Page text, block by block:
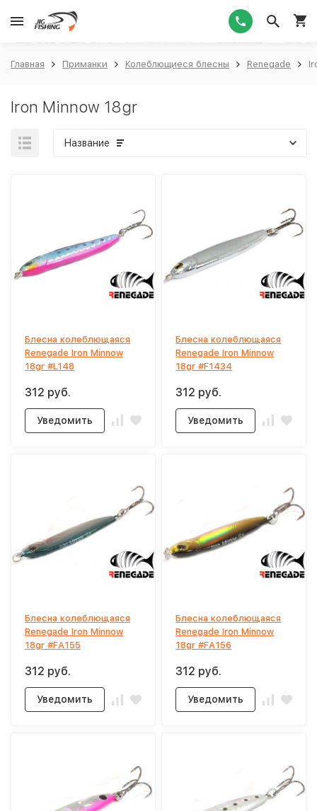
Главная Приманки Колеблющиеся блесны Renegade
Iron Minnow 18gr
Название
Блесна колеблющаяся
Renegade Iron Minnow
18gr #L148
312 руб.
Уведомить
Блесна колеблющаяся
Renegade Iron Minnow
18gr #F1434
312 руб.
Уведомить
Блесна колеблющаяся
Renegade Iron Minnow
18gr #FA155
312 руб.
Уведомить
Блесна колеблющаяся
Renegade Iron Minnow
18gr #FA156
312 руб.
Уведомить